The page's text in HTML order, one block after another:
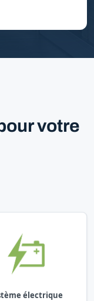
votre
électrique